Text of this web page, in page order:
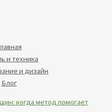
и техника
и дизайн
Блог
когда метод помогает